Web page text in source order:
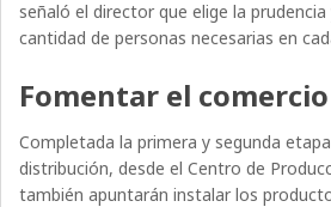
señaló el director que elige la
cantidad de personas necesarias en
Fomentar el
Completada la primera y segunda
distribución, desde el Centro de
también apuntarán instalar los